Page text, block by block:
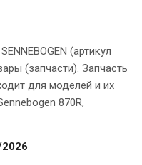
(артикул
(запчасти). Запчасть
для моделей и их
870R,